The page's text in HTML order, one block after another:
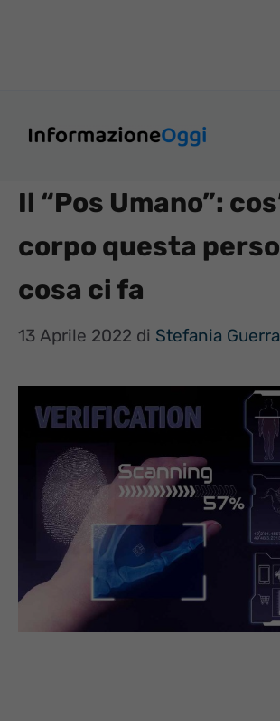
Il “Pos Umano”:
corpo questa
cosa ci fa
13 Aprile 2022 di Stefania Guerra